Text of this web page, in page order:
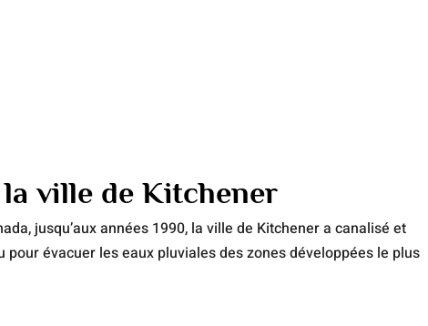
la ville de Kitchener
jusqu’aux années 1990, la ville de Kitchener a canalisé et
pour évacuer les eaux pluviales des zones développées le plus